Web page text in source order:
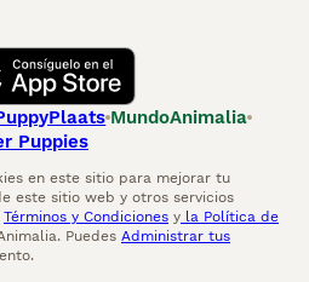
MundoAnimalia
Puppies
en este sitio para mejorar tu
este sitio web y otros servicios
Términos y Condiciones y la Política de
Puedes Administrar tus